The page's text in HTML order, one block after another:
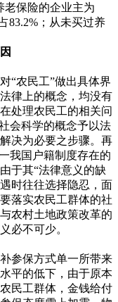
老保险的企业主为
83.2%；从未买过养
“农民工”做出具体界
律上的概念，均没有
处理农民工的相关问
会科学的概念予以法
决为必要之步骤。再
我国户籍制度存在的
于其“法律意义的缺
时往往选择隐忍，面
落实农民工群体的社
农村土地政策改革的
必不可少。
参保方式单一所带来
平的低下，由于原本
民工群体，金钱给付